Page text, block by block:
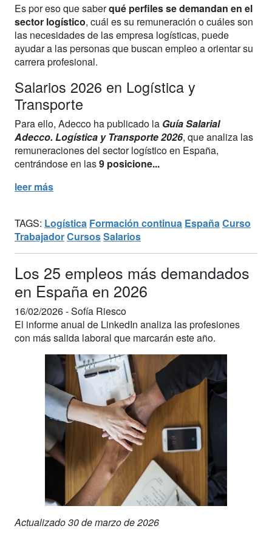
Es por eso que saberqué perfiles se demandan en el
sector logístico, cuál es su remuneración o cuáles son
las necesidades de las empresa logísticas, puede
ayudar a las personas que buscan empleo a orientar su
carrera profesional.
Salarios 2026 en Logística y
Transporte
Para ello, Adecco ha publicado la Guía Salarial
Adecco. Logística y Transporte 2026, que analiza las
remuneraciones del sector logístico en España,
centrándose en las9 posicione...
leer más
TAGS: Logística Formación continua España Curso
TrabajadorCursosSalarios
Los 25 empleos más demandados
en España en 2026
16/02/2026 -Sofía Riesco
El informe anual de LinkedIn analiza las profesiones
con más salida laboral que marcarán este año.
Actualizado 30 de marzo de 2026